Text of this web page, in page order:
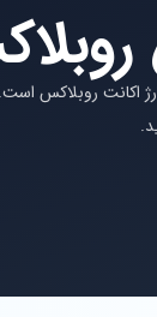
اکانت روبلاکس